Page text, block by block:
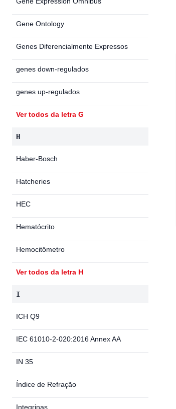
Gene Ontology
Genes Diferencialmente Expressos
genes down-regulados
genes up-regulados
Ver todos da letra G
H
Haber-Bosch
Hatcheries
HEC
Hematócrito
Hemocitômetro
Ver todos da letra H
I
ICH Q9
IEC 61010-2-020:2016 Annex AA
IN 35
Índice de Refração
Integrinas